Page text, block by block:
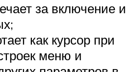
за включение и
как курсор при
меню и